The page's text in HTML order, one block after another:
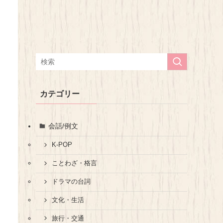
カテゴリー
会話/例文
K-POP
ことわざ・格言
ドラマの台詞
文化・生活
旅行・交通